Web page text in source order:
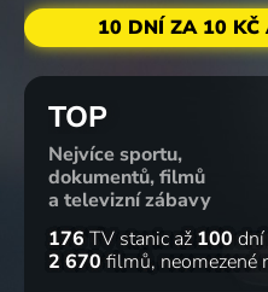
10 DNÍ ZA 10 KČ
TOP
Nejvíce sportu,
dokumentů, filmů
a televizní zábavy
176 TV stanic až 100 dní
2 670 filmů neomezené